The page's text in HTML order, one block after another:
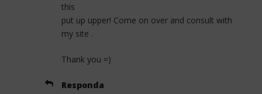
this
put up upper! Come on over and consult with
my site .
Thank you =)
Responda